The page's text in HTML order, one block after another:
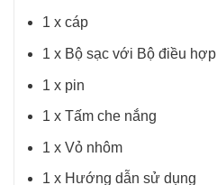
1 x cáp
1 x Bộ sạc với Bộ điều hợp
1 x pin
1 x Tấm che nắng
1 x Vỏ nhôm
1 x Hướng dẫn sử dụng